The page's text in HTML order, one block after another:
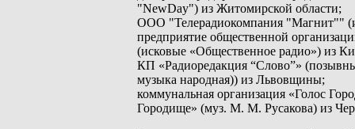
"NewDay") из Житомирской области;
ООО "Телерадиокомпания "Магнит""
предприятие общественной
(исковые «Общественное радио») из
КП «Радиоредакция “Слово”»
музыка народная)) из Львовщины;
коммунальная организация «Голос
Городище» (муз. М. М. Русакова) из